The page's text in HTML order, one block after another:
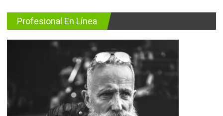
Profesional En Línea